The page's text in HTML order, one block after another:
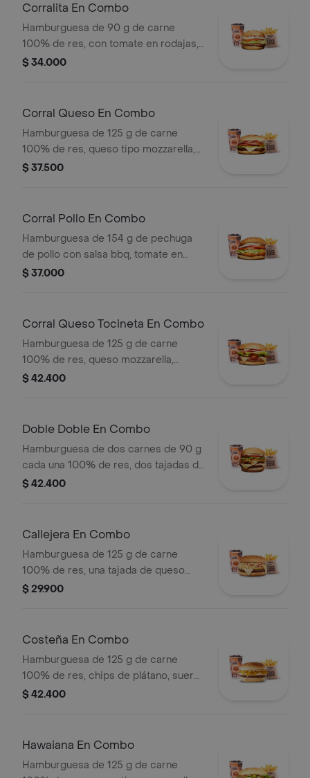
Corralita En Combo
Hamburguesa de 90 g de carne
100% de res, con tomate en rodajas,
cebolla en rodajas, lechuga, salsa
pet
$ 34.000
Corral Queso En Combo
Hamburguesa de 125 g de carne
100% de res, queso tipo mozzarella,
tomate en rodajas, cebolla en rodajas,
$ 37.500
Corral Pollo En Combo
Hamburguesa de 154 g de pechuga
de pollo con salsa bbq, tomate en
rodajas, cebolla en rodajas, lechuga y
$ 37.000
Corral Queso Tocineta En Combo
Hamburguesa de 125 g de carne
100% de res, queso mozzarella,
tocineta, tomate en rodajas, cebolla
bebida
$ 42.400
Doble Doble En Combo
Hamburguesa de dos carnes de 90 g
cada una 100% de res, dos tajadas de
queso tipo mozzarella, cebolla grillé,
cascos) + bebida PET
$ 42.400
Callejera En Combo
Hamburguesa de 125 g de carne
100% de res, una tajada de queso
tipo mozzarella, papas callejera, salsa
+ bebida PET
$ 29.900
Costeña En Combo
Hamburguesa de 125 g de carne
100% de res, chips de plátano, suero,
queso costeño rallado y salsa blanca
$ 42.400
Hawaiana En Combo
Hamburguesa de 125 g de carne